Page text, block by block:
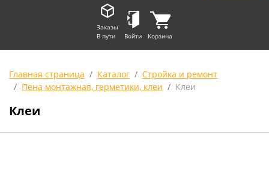
Заказы
В пути
Войти Корзина
Главная страница Каталог
Стройка и ремонт
Пена монтажная, герметики, клеи
Клеи
Клеи